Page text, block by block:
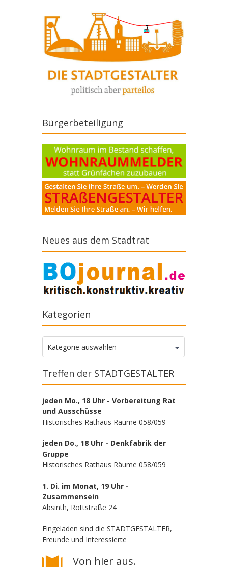
Bürgerbeteiligung
Neues aus dem Stadtrat
Kategorien
Kategorien
Kategorie auswählen
Treffen der STADTGESTALTER
jeden Mo., 18 Uhr - Vorbereitung Rat
und Ausschüsse
Historisches Rathaus Räume 058/059
jeden Do., 18 Uhr - Denkfabrik der
Gruppe
Historisches Rathaus Räume 058/059
1. Di. im Monat, 19 Uhr -
Zusammensein
Absinth, Rottstraße 24
Eingeladen sind die STADTGESTALTER,
Freunde und Interessierte
Von hier aus.